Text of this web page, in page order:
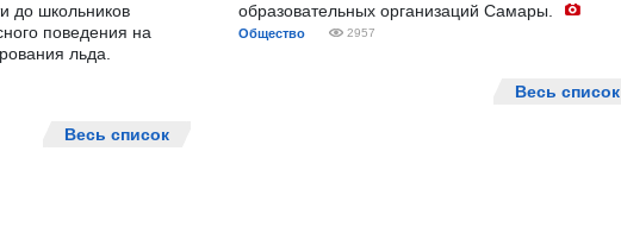
до школьников
поведения на
льда.
Весь список
образовательных организаций Самары.
Общество 2957
Весь список